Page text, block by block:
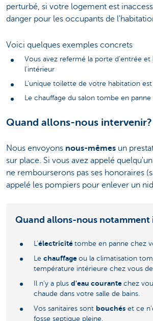
perturbé, si votre logement est
danger pour les occupants de
Voici quelques exemples concrets
Vous avez refermé la porte d'entrée et
l'intérieur
L'unique toilette de votre habitation
Le chauffage du salon tombe en panne
Quand allons-nous intervenir?
Nous envoyons nous-mêmes un
sur place. Si vous avez appelé
ne rembourserons pas ses honoraires
appelé les pompiers pour enlever un
Quand allons-nous notamment
L'électricité tombe en panne chez
Le chauffage ou la climatisation
température intérieure chez vous
Il n'y a plus d'eau courante chez
chaude dans votre salle de bains.
Vos sanitaires sont bouchés et ce
fosse septique pleine.